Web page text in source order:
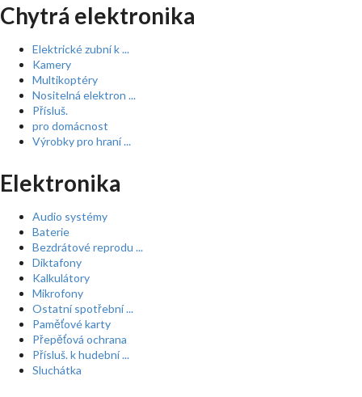
Chytrá elektronika
Elektrické zubní k ...
Kamery
Multikoptéry
Nositelná elektron ...
Přísluš.
pro domácnost
Výrobky pro hraní ...
Elektronika
Audio systémy
Baterie
Bezdrátové reprodu ...
Diktafony
Kalkulátory
Mikrofony
Ostatní spotřební ...
Paměťové karty
Přepěťová ochrana
Přísluš. k hudební ...
Sluchátka